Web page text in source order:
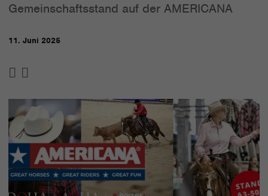
Gemeinschaftsstand auf der AMERICANA
11. Juni 2025